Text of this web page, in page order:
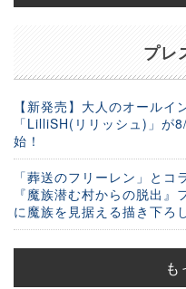
プレ
【新発売】大人のオールイ
「LilliSH(リリッシュ)」が
始！
「葬送のフリーレン」と
『魔族潜む村からの脱出
に魔族を見据える描き下ろ
も